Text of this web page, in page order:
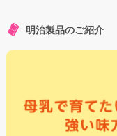
明治製品のご紹介